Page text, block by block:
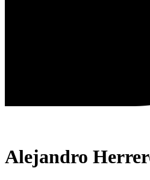
Alejandro